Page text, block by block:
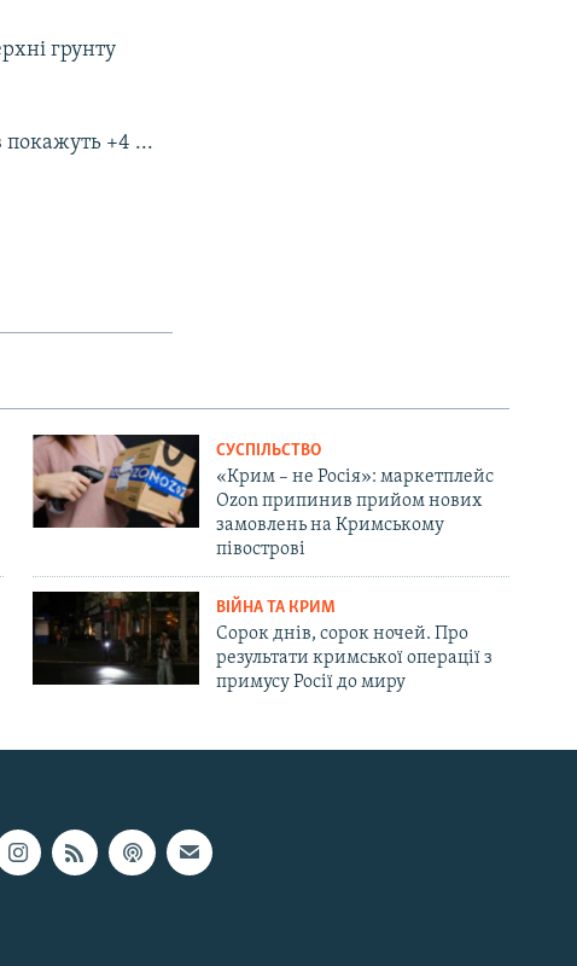
грунту
покажуть +4 ...
СУСПІЛЬСТВО
«Крим – не Росія»: маркетплейс
Ozon припинив прийом нових
замовлень на Кримському
півострові
ВІЙНА ТА КРИМ
Сорок днів, сорок ночей. Про
результати кримської операції з
примусу Росії до миру